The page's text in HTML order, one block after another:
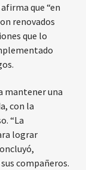
que “en
renovados
que lo
mantener una
con la
“La
lograr
compañeros.